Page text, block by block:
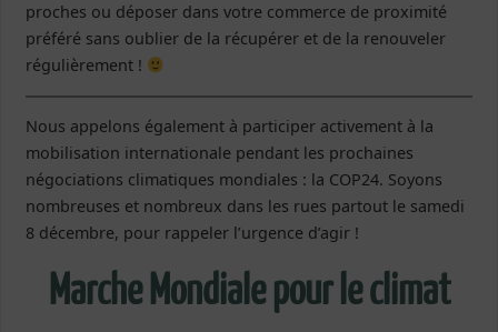
proches ou déposer dans votre commerce de proximité
préféré sans oublier de la récupérer et de la renouveler
régulièrement !
Nous appelons également à participer activement à la
mobilisation internationale pendant les prochaines
négociations climatiques mondiales : la COP24. Soyons
nombreuses et nombreux dans les rues partout le samedi
8 décembre, pour rappeler l’urgence d’agir !
Marche Mondiale pour le climat